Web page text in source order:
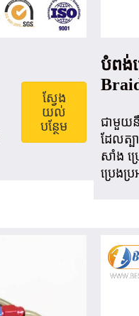
ស្វែង
យល់
បន្ថែម
បំពង់
ជាមួយ
ដែលត្
សាំង ប្
ប្រេងប្